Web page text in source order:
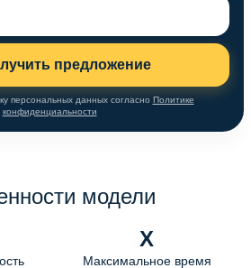
предложение
персональных данных согласно Политике
конфиденциальности
модели
X
Максимальное время